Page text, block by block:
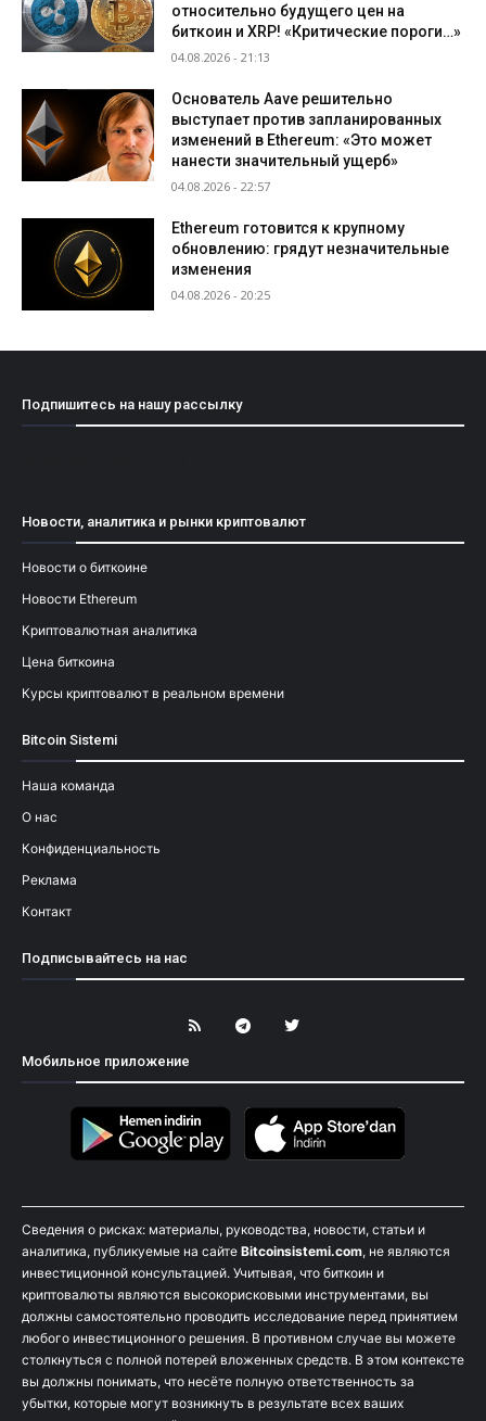
относительно будущего цен на
биткоин и XRP! «Критические пороги…»
04.08.2026 - 21:13
Основатель Aave решительно
выступает против запланированных
изменений в Ethereum: «Это может
нанести значительный ущерб»
04.08.2026 - 22:57
Ethereum готовится к крупному
обновлению: грядут незначительные
изменения
04.08.2026 - 20:25
Подпишитесь на нашу рассылку
Новости, аналитика и рынки криптовалют
Новости о биткоине
Новости Ethereum
Криптовалютная аналитика
Цена биткоина
Курсы криптовалют в реальном времени
Bitcoin Sistemi
Наша команда
О нас
Конфиденциальность
Реклама
Контакт
Подписывайтесь на нас
Мобильное приложение
Сведения о рисках: материалы, руководства, новости, статьи и
аналитика, публикуемые на сайте Bitcoinsistemi.com, не являются
инвестиционной консультацией. Учитывая, что биткоин и
криптовалюты являются высокорисковыми инструментами, вы
должны самостоятельно проводить исследование перед принятием
любого инвестиционного решения. В противном случае вы можете
столкнуться с полной потерей вложенных средств. В этом контексте
вы должны понимать, что несёте полную ответственность за
убытки, которые могут возникнуть в результате всех ваших